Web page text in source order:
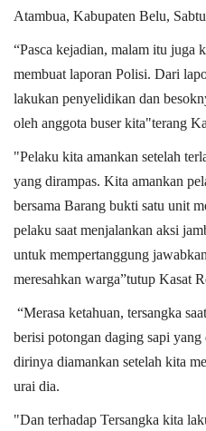
Atambua, Kabupaten Belu,
“Pasca kejadian, malam itu juga
membuat laporan Polisi. Dari
lakukan penyelidikan dan
oleh anggota buser kita"terang
"Pelaku kita amankan setelah
yang dirampas. Kita amankan
bersama Barang bukti satu unit
pelaku saat menjalankan aksi
untuk mempertanggung
meresahkan warga”tutup Kasat
“Merasa ketahuan, tersangka
berisi potongan daging sapi
dirinya diamankan setelah kita
urai dia.
"Dan terhadap Tersangka kita